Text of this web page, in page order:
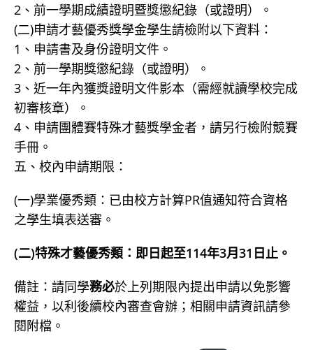
2、前一學期成績證明暨獎懲紀錄（或證明）。
(二)申請才藝優秀獎學金學生請檢附以下資料：
1、申請書及身份證明文件。
2、前一學期獎懲紀錄（或證明）。
3、近一年內獲獎證明文件影本（需經就讀學校完成
初審核章）。
4、申請團體賽特殊才藝獎學金者，請另行檢附競賽
手冊。
五、校內申請期限：
(一)學業優秀類：已由校方計算PR值通知符合資格
之學生填表送審。
(二)特殊才藝優秀類：即日起至114年3月31日止。
備註：請同學務必於上列期限內提出申請以免影響
權益，以利後續校內審查會辦；相關申請資訊請參
閱附檔。